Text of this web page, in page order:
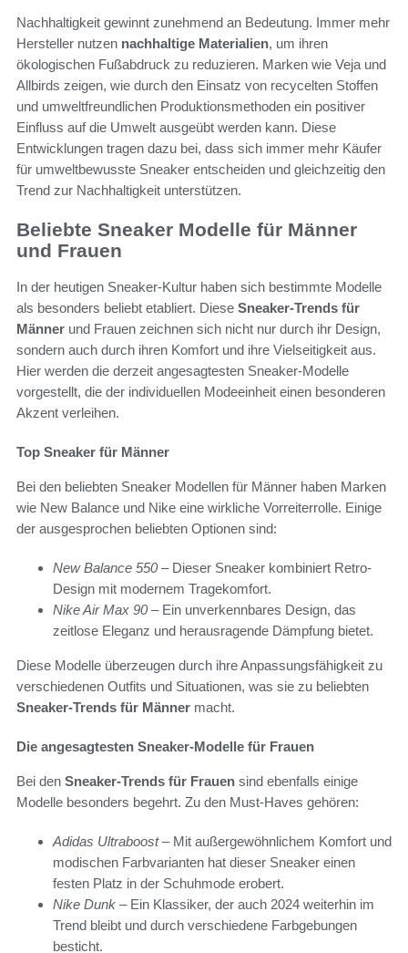
Nachhaltigkeit gewinnt zunehmend an Bedeutung. Immer mehr
Hersteller nutzen nachhaltige Materialien, um ihren
ökologischen Fußabdruck zu reduzieren. Marken wie Veja und
Allbirds zeigen, wie durch den Einsatz von recycelten Stoffen
und umweltfreundlichen Produktionsmethoden ein positiver
Einfluss auf die Umwelt ausgeübt werden kann. Diese
Entwicklungen tragen dazu bei, dass sich immer mehr Käufer
für umweltbewusste Sneaker entscheiden und gleichzeitig den
Trend zur Nachhaltigkeit unterstützen.
Beliebte Sneaker Modelle für Männer
und Frauen
In der heutigen Sneaker-Kultur haben sich bestimmte Modelle
als besonders beliebt etabliert. Diese Sneaker-Trends für
Männer und Frauen zeichnen sich nicht nur durch ihr Design,
sondern auch durch ihren Komfort und ihre Vielseitigkeit aus.
Hier werden die derzeit angesagtesten Sneaker-Modelle
vorgestellt, die der individuellen Modeeinheit einen besonderen
Akzent verleihen.
Top Sneaker für Männer
Bei den beliebten Sneaker Modellen für Männer haben Marken
wie New Balance und Nike eine wirkliche Vorreiterrolle. Einige
der ausgesprochen beliebten Optionen sind:
New Balance 550– Dieser Sneaker kombiniert Retro-
Design mit modernem Tragekomfort.
Nike Air Max 90– Ein unverkennbares Design, das
zeitlose Eleganz und herausragende Dämpfung bietet.
Diese Modelle überzeugen durch ihre Anpassungsfähigkeit zu
verschiedenen Outfits und Situationen, was sie zu beliebten
Sneaker-Trends für Männer macht.
Die angesagtesten Sneaker-Modelle für Frauen
Bei den Sneaker-Trends für Frauen sind ebenfalls einige
Modelle besonders begehrt. Zu den Must-Haves gehören:
Adidas Ultraboost– Mit außergewöhnlichem Komfort und
modischen Farbvarianten hat dieser Sneaker einen
festen Platz in der Schuhmode erobert.
Nike Dunk – Ein Klassiker, der auch 2024 weiterhin im
Trend bleibt und durch verschiedene Farbgebungen
besticht.